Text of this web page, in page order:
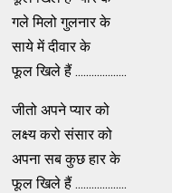
गले मिलो गुलनार के
साये में दीवार के
फूल खिले हैं ...................
जीतो अपने प्यार को
लक्ष्य करो संसार को
अपना सब कुछ हार के
फूल खिले हैं ...................